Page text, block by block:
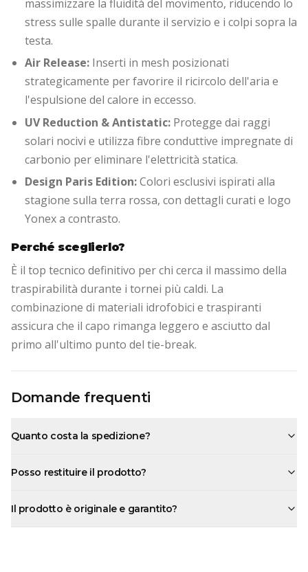
massimizzare la fluidità del movimento, riducendo lo
stress sulle spalle durante il servizio e i colpi sopra la
testa.
Air Release: Inserti in mesh posizionati
strategicamente per favorire il ricircolo dell'aria e
l'espulsione del calore in eccesso.
UV Reduction & Antistatic: Protegge dai raggi
solari nocivi e utilizza fibre conduttive impregnate di
carbonio per eliminare l'elettricità statica.
Design Paris Edition:Colori esclusivi ispirati alla
stagione sulla terra rossa, con dettagli curati e logo
Yonex a contrasto.
Perché sceglierlo?
È il top tecnico definitivo per chi cerca il massimo della
traspirabilità durante i tornei più caldi. La
combinazione di materiali idrofobici e traspiranti
assicura che il capo rimanga leggero e asciutto dal
primo all'ultimo punto del tie-break.
Domande frequenti
Quanto costa la spedizione?
Posso restituire il prodotto?
Il prodotto è originale e garantito?